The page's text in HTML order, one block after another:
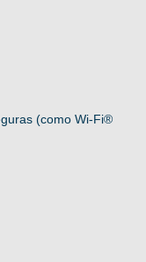
(como Wi-Fi®